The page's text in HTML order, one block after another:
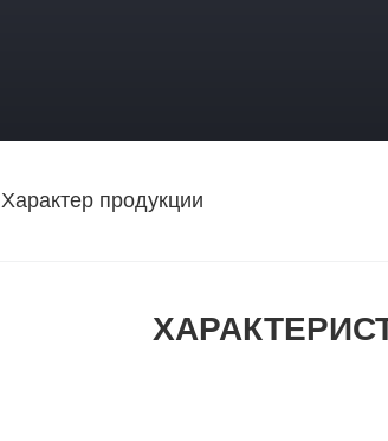
Характер продукции